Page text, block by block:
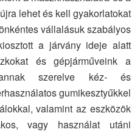
lehet és kell gyakorlatokat
vállalásuk szabályos
a járvány ideje alatt
és gépjárműveink a
szerelve kéz- és
gumikesztyűkkel
valamint az eszközök
vagy használat utáni